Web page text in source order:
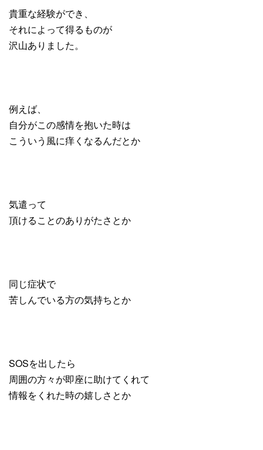
貴重な経験ができ、
それによって得るものが
沢山ありました。
例えば、
自分がこの感情を抱いた時は
こういう風に痒くなるんだとか
気遣って
頂けることのありがたさとか
同じ症状で
苦しんでいる方の気持ちとか
SOSを出したら
周囲の方々が即座に助けてくれて
情報をくれた時の嬉しさとか